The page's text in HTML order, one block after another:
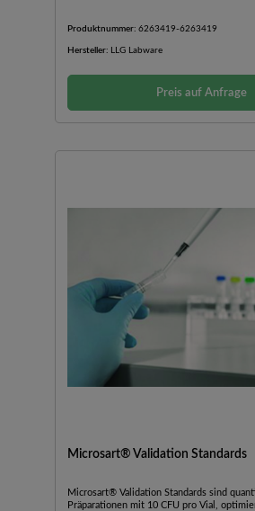
Produktnummer: 6263419-6263419
Hersteller: LLG Labware
Preis auf Anfrage
Microsart® Validation Standards
Microsart® Validation Standards sind
Präparationen mit 10 CFU pro Vial,